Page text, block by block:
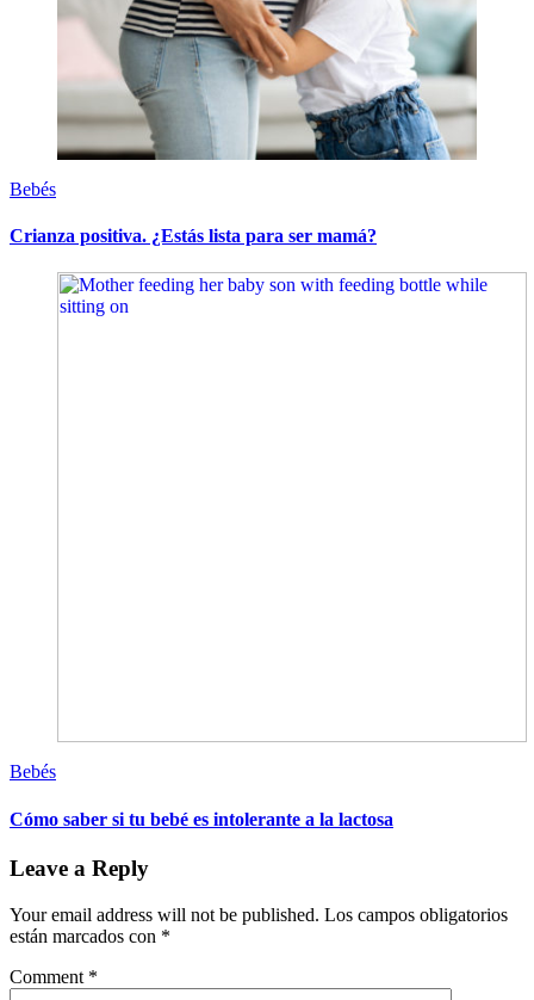
Bebés
Crianza positiva. ¿Estás lista para ser mamá?
Bebés
Cómo saber si tu bebé es intolerante a la lactosa
Leave a Reply
Your email address will not be published. Los campos obligatorios
están marcados con *
Comment *